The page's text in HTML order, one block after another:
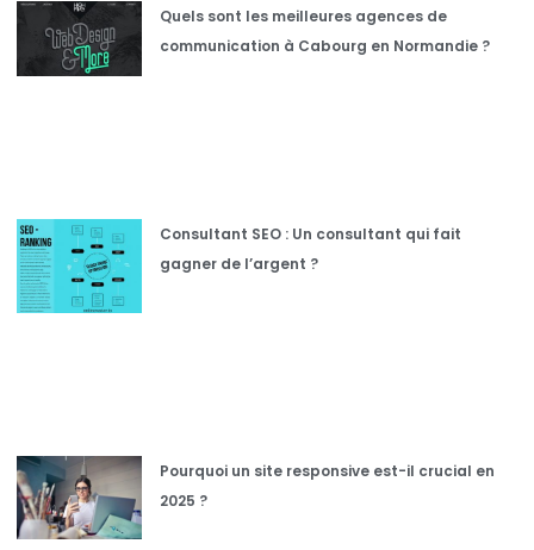
Quels sont les meilleures agences de
communication à Cabourg en Normandie ?
Consultant SEO : Un consultant qui fait
gagner de l’argent ?
Pourquoi un site responsive est-il crucial en
2025 ?